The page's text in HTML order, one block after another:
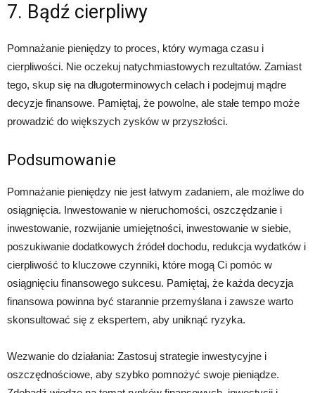
7. Bądź cierpliwy
Pomnażanie pieniędzy to proces, który wymaga czasu i
cierpliwości. Nie oczekuj natychmiastowych rezultatów. Zamiast
tego, skup się na długoterminowych celach i podejmuj mądre
decyzje finansowe. Pamiętaj, że powolne, ale stałe tempo może
prowadzić do większych zysków w przyszłości.
Podsumowanie
Pomnażanie pieniędzy nie jest łatwym zadaniem, ale możliwe do
osiągnięcia. Inwestowanie w nieruchomości, oszczędzanie i
inwestowanie, rozwijanie umiejętności, inwestowanie w siebie,
poszukiwanie dodatkowych źródeł dochodu, redukcja wydatków i
cierpliwość to kluczowe czynniki, które mogą Ci pomóc w
osiągnięciu finansowego sukcesu. Pamiętaj, że każda decyzja
finansowa powinna być starannie przemyślana i zawsze warto
skonsultować się z ekspertem, aby uniknąć ryzyka.
Wezwanie do działania: Zastosuj strategie inwestycyjne i
oszczędnościowe, aby szybko pomnożyć swoje pieniądze.